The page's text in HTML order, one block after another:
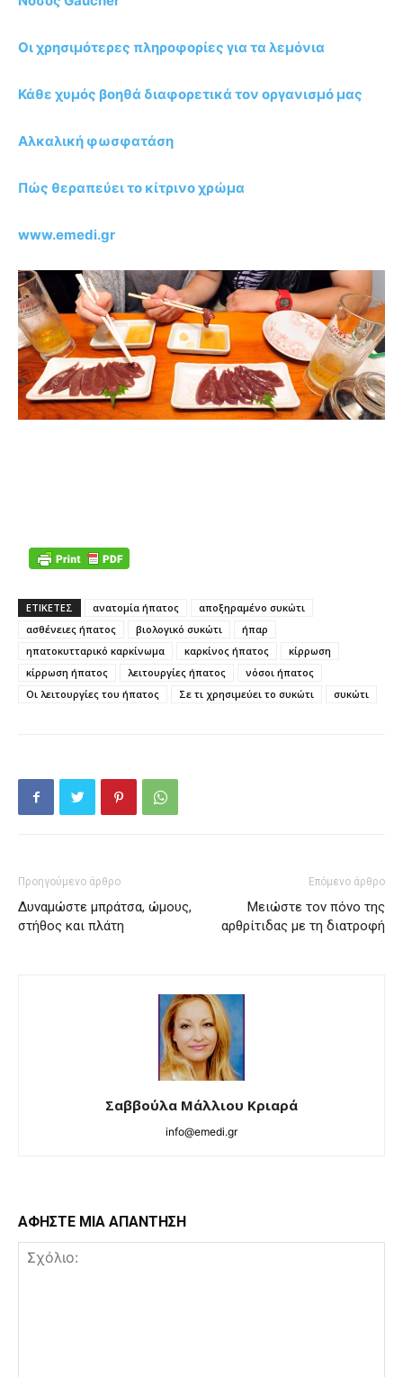
Οι χρησιμότερες πληροφορίες για τα λεμόνια
Κάθε χυμός βοηθά διαφορετικά τον οργανισμό μας
Αλκαλική φωσφατάση
Πώς θεραπεύει το κίτρινο χρώμα
www.emedi.gr
ΕΤΙΚΕΤΕΣ ανατομία ήπατος
αποξηραμένο συκώτι
ασθένειες ήπατος
βιολογικό συκώτι
ήπαρ
ηπατοκυτταρικό καρκίνωμα
καρκίνος ήπατος
κίρρωση
κίρρωση ήπατος
λειτουργίες ήπατος
νόσοι ήπατος
Οι λειτουργίες του ήπατος
Σε τι χρησιμεύει το συκώτι συκώτι
Προηγούμενο άρθρο
Δυναμώστε μπράτσα, ώμους,
στήθος και πλάτη
Επόμενο άρθρο
Μειώστε τον πόνο της
αρθρίτιδας με τη διατροφή
Σαββούλα Μάλλιου Κριαρά
info@emedi.gr
ΑΦΗΣΤΕ ΜΙΑ ΑΠΑΝΤΗΣΗ